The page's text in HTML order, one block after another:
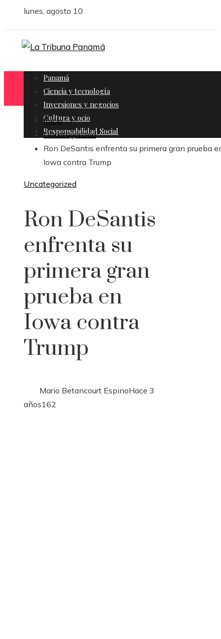
lunes, agosto 10
Panamá
Ciencia y tecnología
Inversiones y negocios
Cultura y ocio
Responsabilidad Social
Inicio
Uncategorized
Ron DeSantis enfrenta su primera gran prueba
Iowa contra Trump
Uncategorized
Ron DeSantis
enfrenta su
primera gran
prueba en
Iowa contra
Trump
Mario Betancourt EspinoHace 3
años162